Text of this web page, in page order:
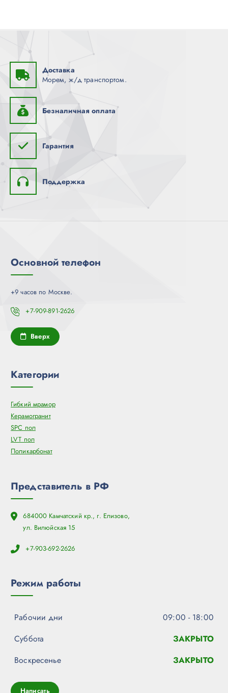
Доставка
Морем, ж/д транспортом.
Безналичная оплата
Гарантия
Поддержка
Основной телефон
+9 часов по Москве.
+7-909-891-2626
Вверх
Категории
Гибкий мрамор
Керамогранит
SPC пол
LVT пол
Поликарбонат
Представитель в РФ
684000 Камчатский кр., г. Елизово,
ул. Вилюйская 15
+7-903-692-2626
Режим работы
Рабочии дни
09:00 - 18:00
Суббота
ЗАКРЫТО
Воскресенье
ЗАКРЫТО
Написать